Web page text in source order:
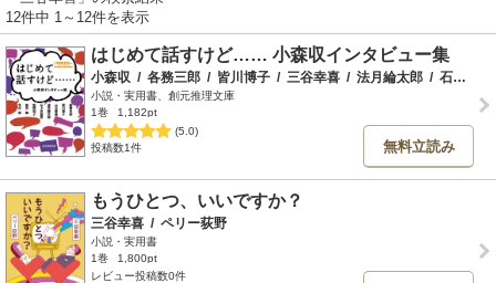
12件中 1～12件を表示
はじめて話すけど…… 小森収インタビュー集
小森収 / 各務三郎 / 皆川博子 / 三谷幸喜 / 法月綸太郎 / 石上三登志
小説・実用書、創元推理文庫
1巻
1,182pt
(5.0)
投稿数1件
無料立読み
もうひとつ、いいですか？
三谷幸喜 / ペリー荻野
小説・実用書
1巻
1,800pt
レビュー投稿数0件